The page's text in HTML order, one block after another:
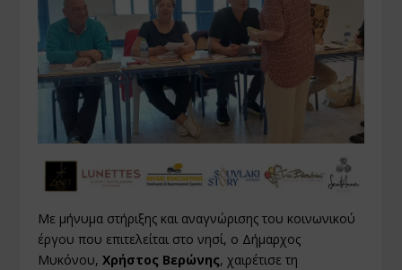
Με μήνυμα στήριξης και αναγνώρισης του κοινωνικού
έργου που επιτελείται στο νησί, ο Δήμαρχος
Μυκόνου,Χρήστος Βερώνης, χαιρέτισε τη